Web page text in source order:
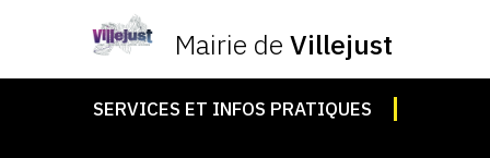
Mairie de Villejust
SERVICES ET INFOS PRATIQUES